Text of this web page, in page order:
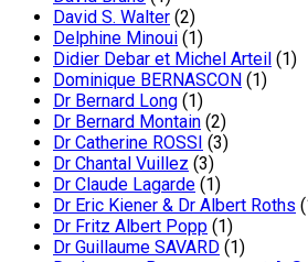
David S. Walter (2)
Delphine Minoui (1)
Didier Debar et Michel Arteil (1)
Dominique BERNASCON (1)
Dr Bernard Long (1)
Dr Bernard Montain (2)
Dr Catherine ROSSI (3)
Dr Chantal Vuillez (3)
Dr Claude Lagarde (1)
Dr Eric Kiener & Dr Albert Roths
Dr Fritz Albert Popp (1)
Dr Guillaume SAVARD (1)